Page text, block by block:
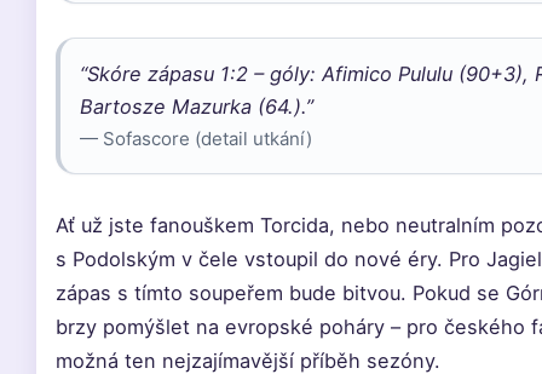
“Skóre zápasu 1:2 – góly: Afimico Pululu
Bartosze Mazurka (64.).”
— Sofascore (detail utkání)
Ať už jste fanouškem Torcida, nebo neutralním
s Podolským v čele vstoupil do nové éry. Pro
zápas s tímto soupeřem bude bitvou. Pokud se
brzy pomýšlet na evropské poháry – pro českého
možná ten nejzajímavější příběh sezóny.